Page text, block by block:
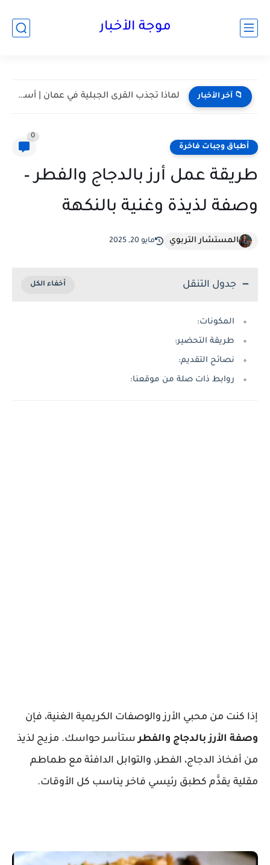
موجة الأخبار
📁 آخر الأخبار مسقط واحدة من أكثر المدن هدوءا في الخليج | أعرف...
أطباق وجبات فاخرة
0
طريقة عمل أرز بالدجاج والفطر –
وصفة لذيذة وغنية بالنكهة
المستشار التربوي مايو 20, 2025
جدول التنقل
المكونات:
طريقة التحضير:
نصائح التقديم:
روابط ذات صلة من موقعنا:
إذا كنت من محبي الأرز والوصفات الكريمية الغنية، فإن
وصفة الأرز بالدجاج والفطرستأسر حواسك. مزيج لذيذ
من أفخاذ الدجاج، الفطر، والتوابل الدافئة مع طماطم
مقلية يقدَّم كطبق رئيسي فاخر يناسب كل الأوقات.